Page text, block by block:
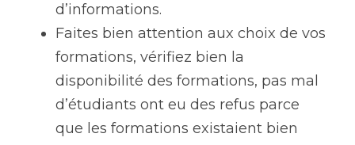
d’informations.
Faites bien attention aux choix de vos
formations, vérifiez bien la
disponibilité des formations, pas mal
d’étudiants ont eu des refus parce
que les formations existaient bien